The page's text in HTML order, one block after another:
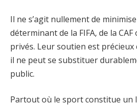
Il ne s’agit nullement de
déterminant de la FIFA, de la
privés. Leur soutien est
il ne peut se substituer
public.
Partout où le sport constitue un